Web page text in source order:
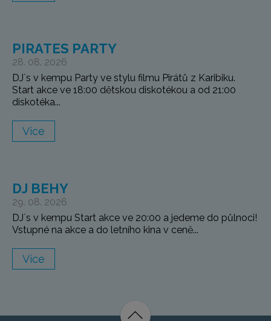
PIRATES PARTY
28. 08. 2026
DJ`s v kempu Party ve stylu filmu Pirátů z Karibiku.
Start akce ve 18:00 dětskou diskotékou a od 21:00
diskotéka...
Více
DJ BEHY
29. 08. 2026
DJ`s v kempu Start akce ve 20:00 a jedeme do půlnoci!
Vstupné na akce a do letního kina v ceně...
Více